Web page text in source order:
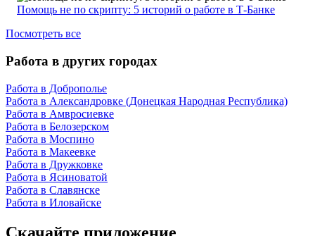
Помощь не по скрипту: 5 историй о работе в Т-Банке
Посмотреть все
Работа в других городах
Работа в Доброполье
Работа в Александровке (Донецкая Народная Республика)
Работа в Амвросиевке
Работа в Белозерском
Работа в Моспино
Работа в Макеевке
Работа в Дружковке
Работа в Ясиноватой
Работа в Славянске
Работа в Иловайске